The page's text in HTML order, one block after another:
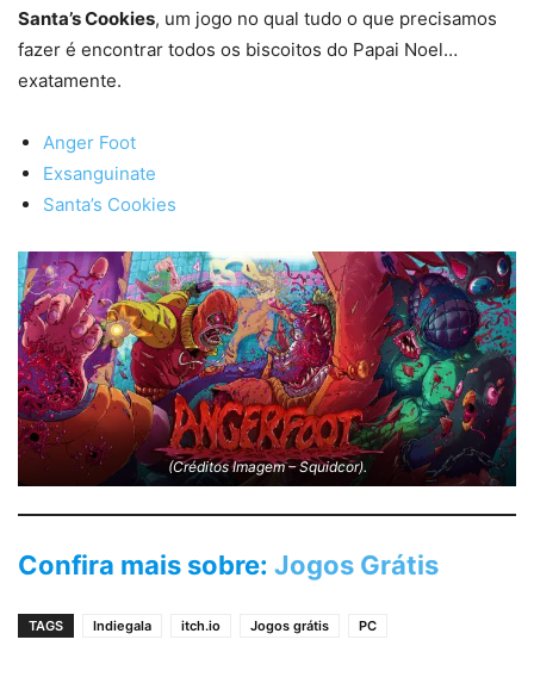
Santa’s Cookies, um jogo no qual tudo o que precisamos
fazer é encontrar todos os biscoitos do Papai Noel…
exatamente.
Anger Foot
Exsanguinate
Santa’s Cookies
(Créditos Imagem – Squidcor).
Confira mais sobre: Jogos Grátis
TAGS Indiegala itch.io Jogos grátis PC